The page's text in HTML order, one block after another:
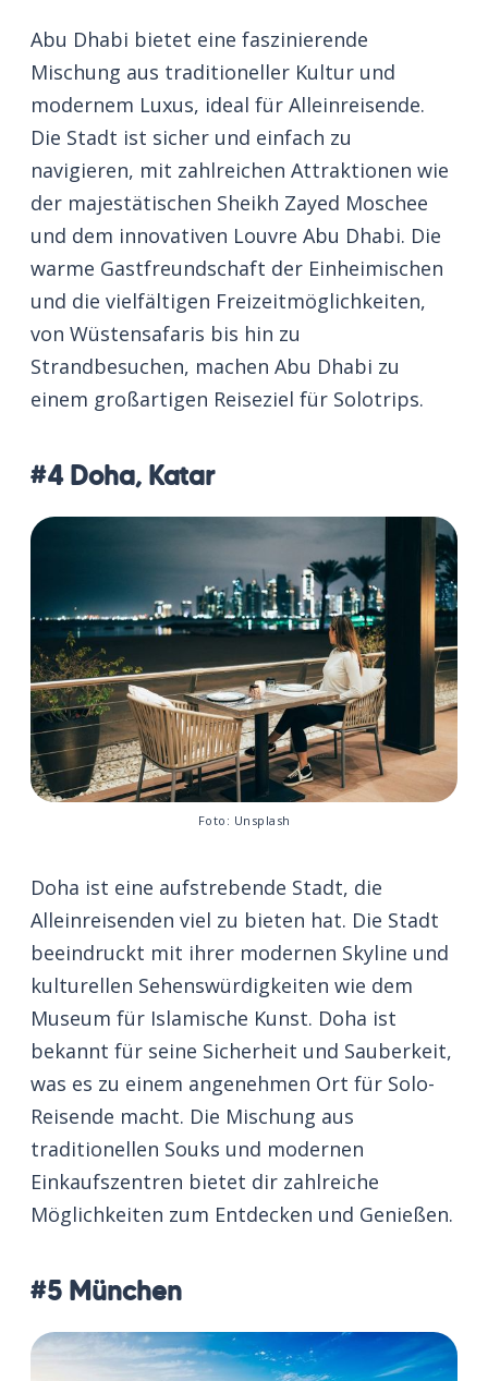
Abu Dhabi bietet eine faszinierende
Mischung aus traditioneller Kultur und
modernem Luxus, ideal für Alleinreisende.
Die Stadt ist sicher und einfach zu
navigieren, mit zahlreichen Attraktionen wie
der majestätischen Sheikh Zayed Moschee
und dem innovativen Louvre Abu Dhabi. Die
warme Gastfreundschaft der Einheimischen
und die vielfältigen Freizeitmöglichkeiten,
von Wüstensafaris bis hin zu
Strandbesuchen, machen Abu Dhabi zu
einem großartigen Reiseziel für Solotrips.
#4 Doha, Katar
Foto: Unsplash
Doha ist eine aufstrebende Stadt, die
Alleinreisenden viel zu bieten hat. Die Stadt
beeindruckt mit ihrer modernen Skyline und
kulturellen Sehenswürdigkeiten wie dem
Museum für Islamische Kunst. Doha ist
bekannt für seine Sicherheit und Sauberkeit,
was es zu einem angenehmen Ort für Solo-
Reisende macht. Die Mischung aus
traditionellen Souks und modernen
Einkaufszentren bietet dir zahlreiche
Möglichkeiten zum Entdecken und Genießen.
#5 München